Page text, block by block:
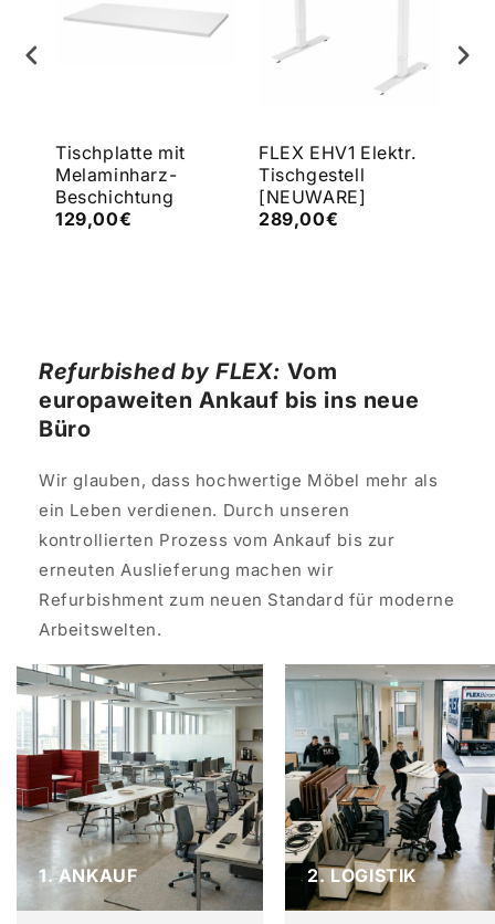
Tischplatte mit
Melaminharz-
Beschichtung
129,00€
FLEX EHV1 Elektr.
Tischgestell
[NEUWARE]
289,00€
Refurbished by FLEX: Vom
europaweiten Ankauf bis ins neue
Büro
Wir glauben, dass hochwertige Möbel mehr als
ein Leben verdienen. Durch unseren
kontrollierten Prozess vom Ankauf bis zur
erneuten Auslieferung machen wir
Refurbishment zum neuen Standard für moderne
Arbeitswelten.
1. ANKAUF 2. LOGISTIK